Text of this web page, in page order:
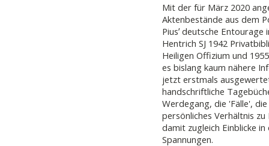
Mit der für März 2020
Aktenbestände aus dem
Piusʼ deutsche
Hentrich SJ 1942
Heiligen Offizium und
es bislang kaum nähere
jetzt erstmals
handschriftliche
Werdegang, die 'Fälle',
persönliches Verhältnis
damit zugleich Einblicke
Spannungen.